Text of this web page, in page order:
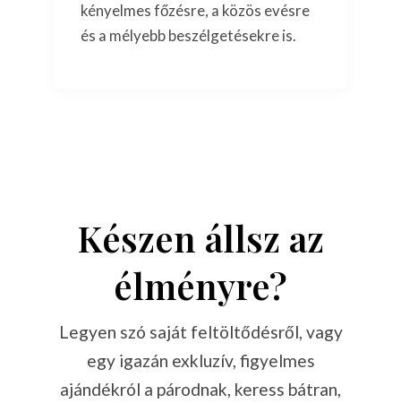
kényelmes főzésre, a közös evésre
és a mélyebb beszélgetésekre is.
Készen állsz az
élményre?
Legyen szó saját feltöltődésről, vagy
egy igazán exkluzív, figyelmes
ajándékról a párodnak, keress bátran,